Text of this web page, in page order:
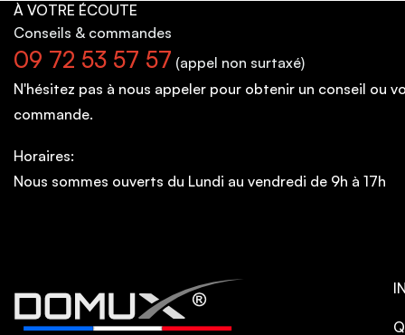
À VOTRE ÉCOUTE
Conseils & commandes
09 72 53 57 57 (appel non surtaxé)
N'hésitez pas à nous appeler pour obtenir un conseil ou
commande.
Horaires:
Nous sommes ouverts du Lundi au vendredi de 9h à 17h